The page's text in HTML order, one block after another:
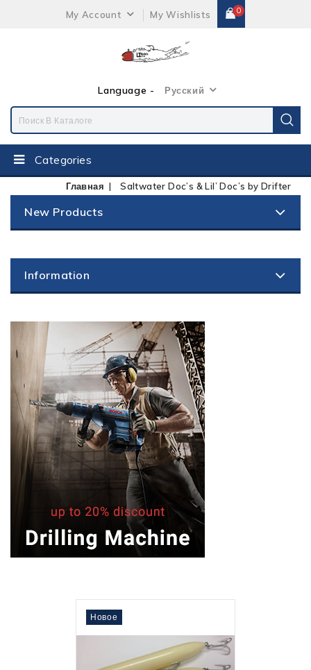
My Account My Wishlists 0
Language - Русский
Categories
Главная Saltwater Doc’s & Lil’ Doc’s by Drifter
New Products
Information
Новое